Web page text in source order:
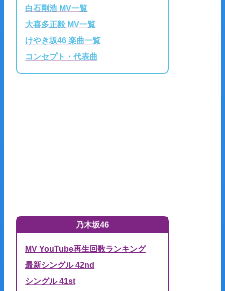
白石剛浩 MV一覧
大喜多正毅 MV一覧
けやき坂46 楽曲一覧
コンセプト・代表曲
乃木坂46
MV YouTube再生回数ランキング
最新シングル 42nd
シングル 41st